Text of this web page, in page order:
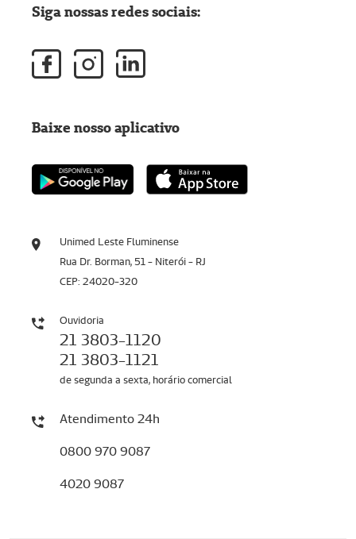
Unimed Leste Fluminense
Rua Dr. Borman, 51 - Niterói - RJ
CEP: 24020-320
Ouvidoria
21 3803-1120
21 3803-1121
de segunda a sexta, horário comercial
Atendimento 24h
0800 970 9087
4020 9087
Siga nossas redes sociais:
Baixe nosso aplicativo